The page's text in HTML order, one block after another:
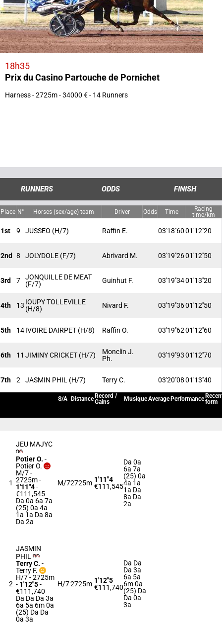
18h35
Prix du Casino Partouche de Pornichet
Harness - 2725m - 34000 € - 14 Runners
RUNNERS ODDS FINISH
Place N° Horses (sex/age) team Driver Odds Time
Racing
time/km
1st 9 JUSSEO (H/7) Raffin E. 03'18''6001'12''20
2nd 8 JOLYDOLE (F/7) Abrivard M. 03'19''2601'12''50
3rd 7
JONQUILLE DE MEAT
(F/7)
Guinhut F. 03'19''3401'13''20
4th 13 IOUPY TOLLEVILLE
(H/8)
Nivard F. 03'19''3601'12''50
5th 14IVOIRE DAIRPET (H/8) Raffin O. 03'19''6201'12''60
6th 11 JIMINY CRICKET (H/7)
Monclin J.
Ph.
03'19''9301'12''70
7th 2 JASMIN PHIL (H/7) Terry C. 03'20''0801'13''40
S/A Distance Record /
Gains
MusiqueAverage Performanceform
1
JEU MAJYC
Potier O. -
Potier O.
M/7 -
2725m-
1'11"4-
€111,545
Da 0a 6a 7a
(25) 0a 4a
1a 1a Da 8a
Da 2a
M/72725m 1'11"4
€111,545
Da 0a
6a 7a
(25) 0a
4a 1a
1a Da
8a Da
2a
2
JASMIN
PHIL
Terry C. -
Terry F.
H/7 - 2725m
- 1'12"5-
€111,740
Da Da Da 3a
6a 5a 6m 0a
(25) Da Da
0a 3a
H/72725m 1'12"5
€111,740
Da Da
Da 3a
6a 5a
6m 0a
(25) Da
Da 0a
3a